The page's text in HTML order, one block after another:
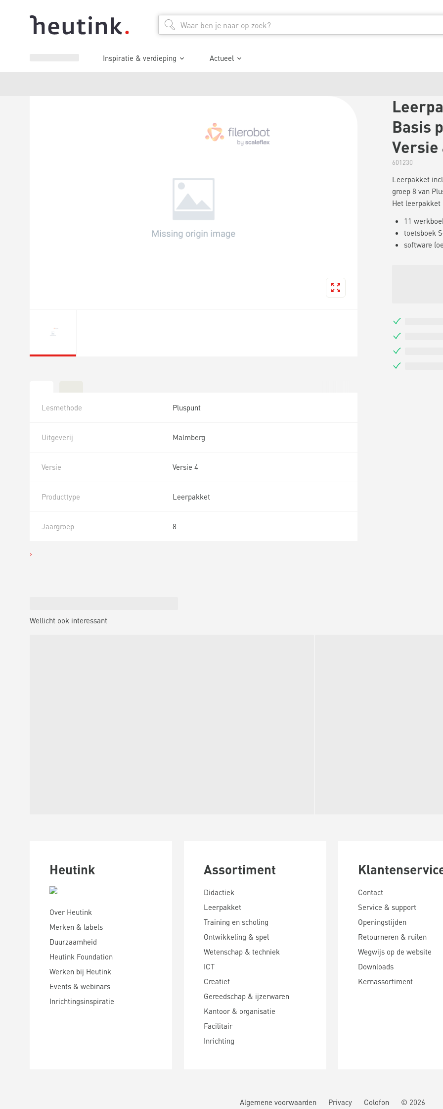
Inspiratie & verdieping Actueel
Basis
Versie
601230
Leerpakket
groep 8 van
Het
11
toetsboek
software
Lesmethode Pluspunt
Uitgeverij Malmberg
Versie Versie 4
Producttype Leerpakket
Jaargroep 8
Wellicht ook interessant
Heutink
Over Heutink
Merken & labels
Duurzaamheid
Heutink Foundation
Werken bij Heutink
Events & webinars
Inrichtingsinspiratie
Assortiment
Didactiek
Leerpakket
Training en scholing
Ontwikkeling & spel
Wetenschap & techniek
ICT
Creatief
Gereedschap & ijzerwaren
Kantoor & organisatie
Facilitair
Inrichting
Contact
Service & support
Openingstijden
Retourneren & ruilen
Wegwijs op de website
Downloads
Kernassortiment
Algemene voorwaarden Privacy Colofon © 2026